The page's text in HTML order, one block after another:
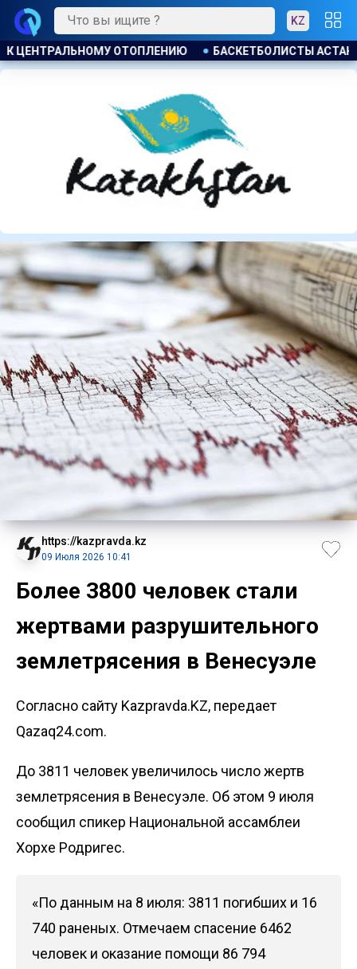
KZ
АСТАНЫ ОБРАТИЛИСЬ К ТОКАЕВУ ИЗ ЗА РИСКА
https://kazpravda.kz
09 Июля 2026 10:41
Более 3800 человек стали
жертвами разрушительного
землетрясения в Венесуэле
Согласно сайту Kazpravda.KZ, передает
Qazaq24.com.
До 3811 человек увеличилось число жертв
землетрясения в Венесуэле. Об этом 9 июля
сообщил спикер Национальной ассамблеи
Хорхе Родригес.
«По данным на 8 июля: 3811 погибших и 16
740 раненых. Отмечаем спасение 6462
человек и оказание помощи 86 794